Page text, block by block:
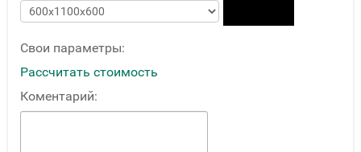
Свои параметры:
Рассчитать стоимость
Коментарий: